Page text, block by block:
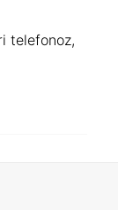
telefonoz,